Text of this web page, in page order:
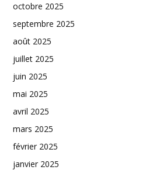
octobre 2025
septembre 2025
août 2025
juillet 2025
juin 2025
mai 2025
avril 2025
mars 2025
février 2025
janvier 2025